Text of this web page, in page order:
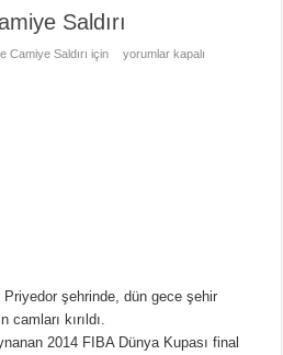
Saldırı
Camiye Saldırı için yorumlar kapalı
şehrinde, dün gece şehir
camları kırıldı.
2014 FIBA Dünya Kupası final